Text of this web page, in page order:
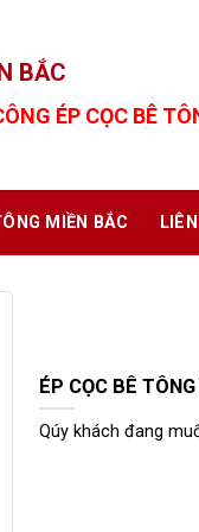
BẮC
ÉP CỌC BÊ
MIỀN BẮC
ÉP CỌC BÊ
Qúy khách đang